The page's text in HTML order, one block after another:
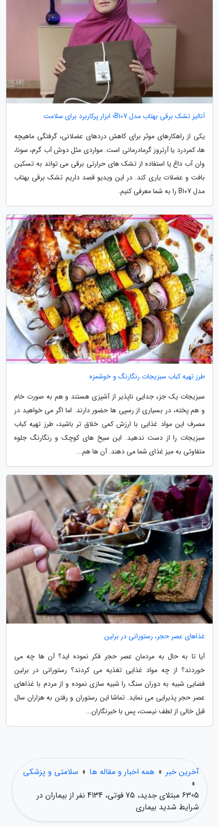
آنالیز تشک برقی بهتاب مدل B107؛ ابزار پرکاربرد برای سلامت
یکی از راهکارهای موثر برای کاهش دردهای عضلانی، گرفتگی ماهیچه
ها، کمردرد یا آرتروز گرمادرمانی است. مواردی مثل دوش آب گرم، سونا،
وان آب داغ یا استفاده از تشک های حرارتی برقی می تواند به تسکین
بافت و عضلات یاری کند. در این ویدیو قصد داریم تشک برقی بهتاب
مدل B107 را به شما معرفی کنیم.
طرز تهیه کباب سبزیجات رنگارنگ و خوشمزه
سبزیجات یک جزء جدایی ناپذیر از آشپزی هستند و هم به صورت خام
و هم پخته، در بسیاری از رسپی ها حضور دارند. اما اگر می خواهید در
مصرف این مواد غذایی با ارزش کمی خلاق تر باشید، طرز تهیه کباب
سبزیجات را از دست ندهید. این سیخ های کوچک و رنگارنگ جلوه
متفاوتی به میز غذای شما می دهند. آن ها هم...
غذاهای عصر حجر، رستورانی در برلین
آیا تا به حال به مردمان عصر حجر فکر نموده اید؟ آن ها چه می
خوردند؟ از چه مواد غذایی تغذیه می کردند؟ رستورانی در برلین
فضایی شبیه به دوران سنگ را شبیه سازی نموده و از مردم با غذاهای
عصر حجر پذیرایی می نماید. تماشا این رستوران و رفتن به هزاران سال
قبل خالی از لطف نیست، پس با خبرنگاران...
آخرین خبر » همه اخبار و مقاله ها » سلامتی و پزشکی
»
6305 مبتلای جدید، 75 فوتی، 4134 نفر از بیماران در
شرایط شدید بیماری